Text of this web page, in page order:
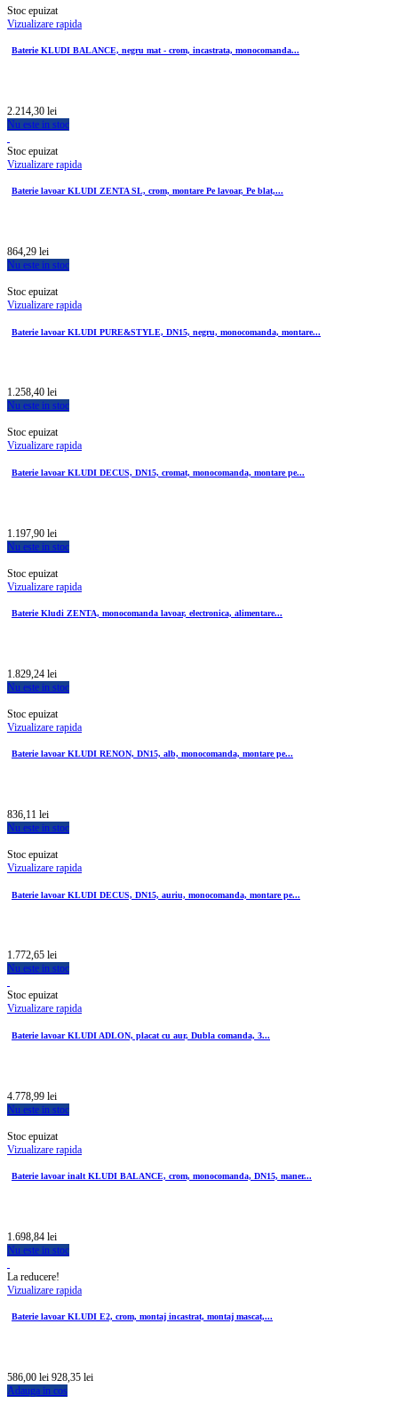
Stoc epuizat
Vizualizare rapida
Baterie KLUDI BALANCE, negru mat - crom, incastrata, monocomanda...
2.214,30 lei
Nu este in stoc
Stoc epuizat
Vizualizare rapida
Baterie lavoar KLUDI ZENTA SL, crom, montare Pe lavoar, Pe blat,...
864,29 lei
Nu este in stoc
Stoc epuizat
Vizualizare rapida
Baterie lavoar KLUDI PURE&STYLE, DN15, negru, monocomanda, montare...
1.258,40 lei
Nu este in stoc
Stoc epuizat
Vizualizare rapida
Baterie lavoar KLUDI DECUS, DN15, cromat, monocomanda, montare pe...
1.197,90 lei
Nu este in stoc
Stoc epuizat
Vizualizare rapida
Baterie Kludi ZENTA, monocomanda lavoar, electronica, alimentare...
1.829,24 lei
Nu este in stoc
Stoc epuizat
Vizualizare rapida
Baterie lavoar KLUDI RENON, DN15, alb, monocomanda, montare pe...
836,11 lei
Nu este in stoc
Stoc epuizat
Vizualizare rapida
Baterie lavoar KLUDI DECUS, DN15, auriu, monocomanda, montare pe...
1.772,65 lei
Nu este in stoc
Stoc epuizat
Vizualizare rapida
Baterie lavoar KLUDI ADLON, placat cu aur, Dubla comanda, 3...
4.778,99 lei
Nu este in stoc
Stoc epuizat
Vizualizare rapida
Baterie lavoar inalt KLUDI BALANCE, crom, monocomanda, DN15, maner...
1.698,84 lei
Nu este in stoc
La reducere!
Vizualizare rapida
Baterie lavoar KLUDI E2, crom, montaj incastrat, montaj mascat,...
586,00 lei 928,35 lei
Adauga in cos